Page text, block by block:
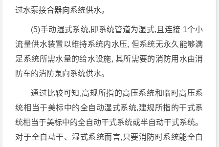
过水泵接合器向系统供水。
(5)手动湿式系统,即系统管道为湿式,且连接 1个小
流量供水装置以维持系统内水压, 但系统无永久能够满
足系统所需水量的给水设施, 其所需要的消防用水由消
防车的消防泵向系统供水。
通过比较可知,高规所指的高压系统和临时高压系
统相当于美标中的全自动湿式系统,建规所指的干式系
统相当于美标中的全自动干式系统或半自动干式系统。
对于全自动干、湿式系统而言,只要消防时系统能全自